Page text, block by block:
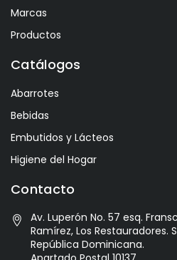
Bacalarico
Badia
Best Maid
Bitburger
Black Kite
Marcas
Productos
Catálogos
Abarrotes
Bebidas
Embutidos y Lácteos
Higiene del Hogar
Contacto
Av. Luperón No. 57 esq.
Ramírez, Los Restauradores.
República Dominicana.